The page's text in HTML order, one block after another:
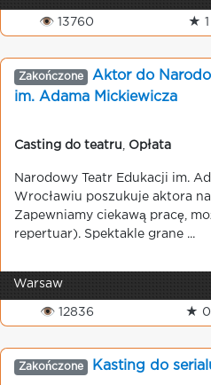
👁 13760 ★ 1
Zakończone
Aktor do
im. Adama Mickiewicza
Casting do teatru Opłata
Narodowy Teatr Edukacji im.
Wrocławiu poszukuje aktora
Zapewniamy ciekawą pracę,
repertuar). Spektakle grane ...
Warsaw
👁 12836 ★ 0
Zakończone Kasting do